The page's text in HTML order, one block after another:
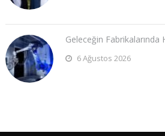
Geleceğin
6 Ağustos 2026